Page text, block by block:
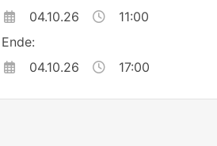
04.10.26
11:00
Ende:
04.10.26
17:00